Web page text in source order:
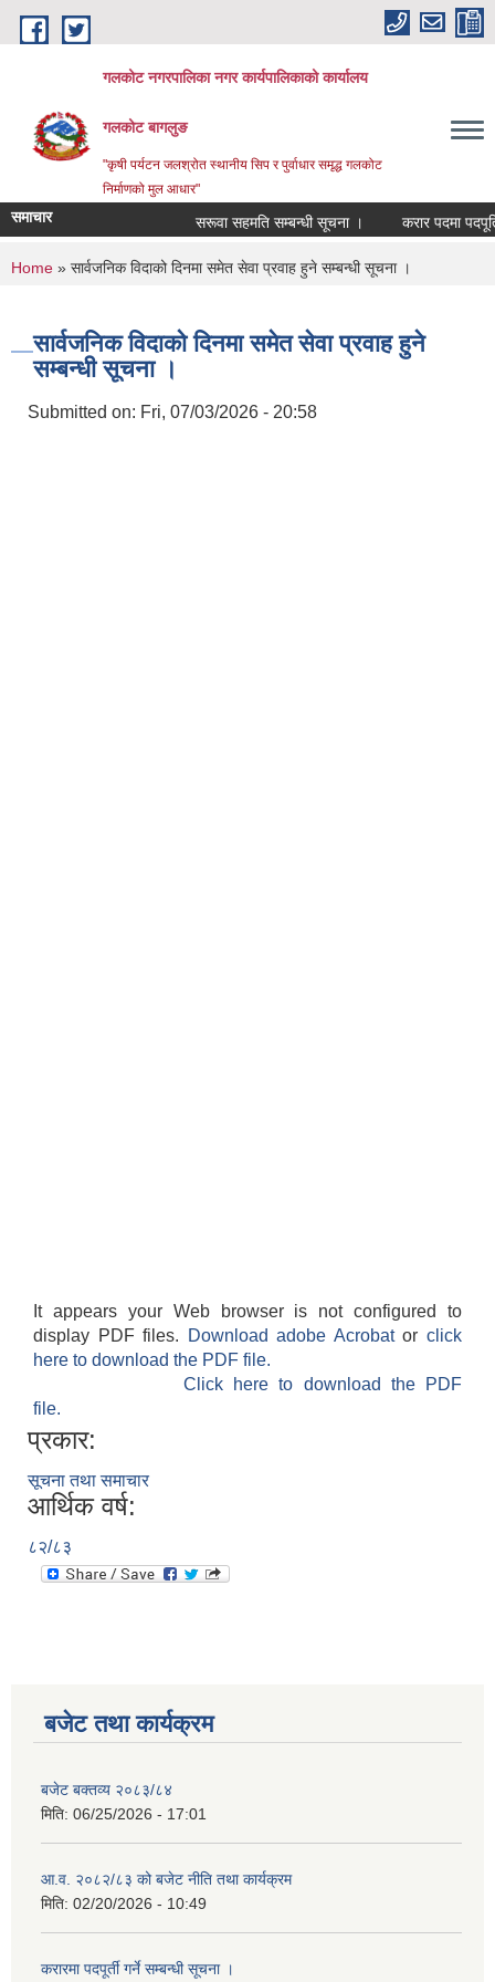
Skip to main content
गलकोट नगरपालिका नगर कार्यपालिकाको कार्यालय
गलकोट बागलुङ
"कृषी पर्यटन जलश्रोत स्थानीय सिप र पुर्वाधार समृद्ध गलकोट
निर्माणको मुल आधार"
समाचार सरूवा सहमति सम्बन्धी सूचना । करार पदमा
You are here
Home » सार्वजनिक विदाको दिनमा समेत सेवा प्रवाह हुने सम्बन्धी सूचना ।
सार्वजनिक विदाको दिनमा समेत सेवा प्रवाह हुने
सम्बन्धी सूचना ।
Submitted on: Fri, 07/03/2026 - 20:58
It appears your Web browser is not configured to
display PDF files.
Download adobe Acrobatorclick
here to download the PDF file.
Click here to download the PDF
file.
प्रकार:
सूचना तथा समाचार
आर्थिक वर्ष:
८२/८३
बजेट तथा कार्यक्रम
बजेट बक्तव्य २०८३/८४
मिति: 06/25/2026 - 17:01
आ.व. २०८२/८३ को बजेट नीति तथा कार्यक्रम
मिति: 02/20/2026 - 10:49
करारमा पदपूर्ती गर्ने सम्बन्धी सूचना ।